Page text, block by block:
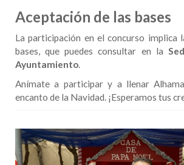
Aceptación de las bases
La participación en el concurso implica
bases, que puedes consultar en la
Ayuntamiento.
Anímate a participar y a llenar
encanto de la Navidad. ¡Esperamos tus